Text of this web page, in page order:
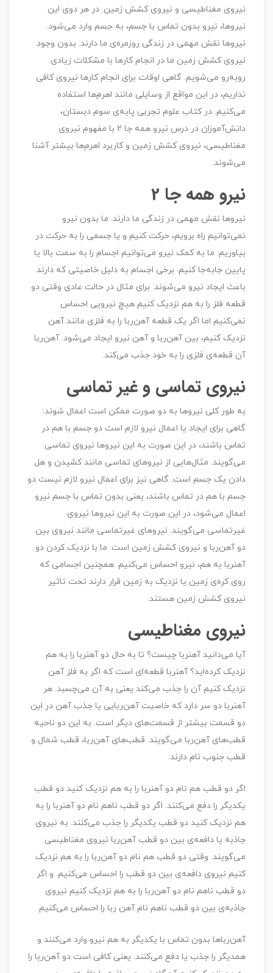
نیروی مغناطیسی و نیروی کشش زمین. در هر دوی این
نیروها،‌ نیرو بدون تماس با جسم، به جسم وارد می‌شود.
نیروها نقش مهمی در زندگی روزمره‌ی ما دارند. بدون وجود
نیروی کشش زمین ما در انجام کارها با مشکلات زیادی
روبه‌رو می‌شویم. گاهی اوقات برای انجام کارها نیروی کافی
نداریم، در این مواقع از وسایلی مانند اهرم‌ها استفاده
می‌کنیم. در کتاب علوم تجربی پایه‌ی سوم دبستان،
دانش‌آموزان در درس نیرو همه جا 2 با مفهوم نیروی
مغناطیسی، نیروی کشش زمین و کاربرد اهرم‌ها بیشتر آشنا
می‌شوند.
نیرو همه جا 2
نیروها نقش مهمی در زندگی ما دارند. ما بدون نیرو
نمی‌توانیم راه برویم، حرکت کنیم و یا جسمی را به حرکت در
بیاوریم. ما به کمک نیرو می‌توانیم اجسام را به سمت بالا یا
پایین جابه‌جا کنیم. برخی اجسام به دلیل خاصیتی که دارند
باعث ایجاد نیرو می‌شوند. برای مثال در حالت عادی وقتی دو
قطعه فلز را به هم نزدیک کنیم هیچ نیرویی احساس
نمی‌کنیم اما اگر یک قطعه آهن‌ربا را به فلزی مانند آهن
نزدیک کنیم، بین آهن‌ربا و آهن نیرو ایجاد می‌شود. آهن‌ربا
آن قطعه‌ی فلزی را به خود جذب می‌کند.
نیروی تماسی و غیر تماسی
به طور کلی نیرو‌ها به دو صورت ممکن است اعمال شوند:
گاهی برای ایجاد یا اعمال نیرو لازم است دو جسم با هم در
تماس باشند، در این صورت به این نیروها نیروی تماسی
می‌گویند. مثال‌هایی از نیروهای تماسی مانند کشیدن و هل
دادن یک جسم است. گاهی نیز برای اعمال نیرو لازم نیست دو
جسم با هم در تماس باشند، ‌یعنی بدون تماس با جسم نیرو
اعمال می‌شود، در این صورت به این نیروها نیروی
غیرتماسی می‌گویند. نیروهای غیرتماسی مانند نیروی بین
دو آهن‌ربا و نیروی کشش زمین است. ما با نزدیک کردن دو
آهنربا‌ به هم، نیرو احساس می‌کنیم. همچنین اجسامی که
روی کره‌ی زمین یا نزدیک به زمین قرار دارند تحت تاثیر
نیروی کشش زمین هستند.
نیروی مغناطیسی
آیا می‌دانید آهنربا چیست؟ تا به حال دو آهنربا را به هم
نزدیک کرده‌اید؟ آهنربا قطعه‌ای است که اگر به فلز آهن
نزدیک کنیم آن را جذب می‌کند یعنی به آن می‌چسبد. هر
آهنربا دو سر دارد که خاصیت آهن‌ربایی یا جذب آهن در این
دو قسمت بیشتر از قسمت‌های دیگر است. به این دو ناحیه
قطب‌های آهن‌ربا می‌گویند. قطب‌های آهن‌ربا، قطب شمال و
قطب جنوب نام دارند.
اگر دو قطب هم نام دو آهنربا را به هم نزدیک کنید دو قطب
یکدیگر را دفع می‌کنند. اگر دو قطب ناهم نام دو آهنربا را به
هم نزدیک کنید دو قطب یکدیگر را جذب می‌کنند. به نیروی
جاذبه‌ یا دافعه‌ی بین دو قطب آهن‌ربا نیروی مغناطیسی
می‌گویند. وقتی دو قطب هم نام دو آهن‌ربا را به هم نزدیک
کنیم نیروی دافعه‌ی بین دو قطب را احساس می‌کنیم. و اگر
دو قطب ناهم نام دو آهن‌ربا را به هم نزدیک کنیم نیروی
جاذبه‌ی بین دو قطب ناهم نام آهن ربا را احساس می‌کنیم.
آهن‌رباها بدون تماس با یکدیگر به هم نیرو وارد می‌کنند و
همدیگر را جذب یا دفع می‌کنند. یعنی کافی است دو آهن‌ربا را